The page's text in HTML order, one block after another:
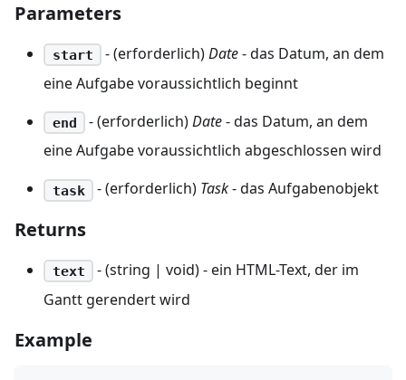
Parameters
start - (erforderlich)Date- das Datum, an dem
eine Aufgabe voraussichtlich beginnt
end - (erforderlich)Date- das Datum, an dem
eine Aufgabe voraussichtlich abgeschlossen wird
task - (erforderlich) Task- das Aufgabenobjekt
Returns
text
- (string | void) - ein HTML-Text, der im
Gantt gerendert wird
Example